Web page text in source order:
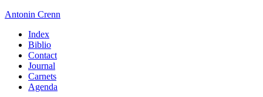
Aller
contenu
Antonin Crenn
Index
Biblio
Contact
Journal
Carnets
Agenda